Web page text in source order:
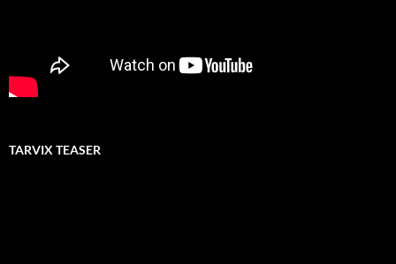
TARVIX TEASER